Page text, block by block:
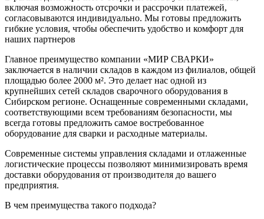
включая возможность отсрочки и рассрочки платежей,
согласовываются индивидуально. Мы готовы предложить
гибкие условия, чтобы обеспечить удобство и комфорт для
наших партнеров
Главное преимущество компании «МИР СВАРКИ»
заключается в наличии складов в каждом из филиалов, общей
площадью более 2000 м². Это делает нас одной из
крупнейших сетей складов сварочного оборудования в
Сибирском регионе. Оснащенные современными складами,
соответствующими всем требованиям безопасности, мы
всегда готовы предложить самое востребованное
оборудование для сварки и расходные материалы.
Современные системы управления складами и отлаженные
логистические процессы позволяют минимизировать время
доставки оборудования от производителя до вашего
предприятия.
В чем преимущества такого подхода?